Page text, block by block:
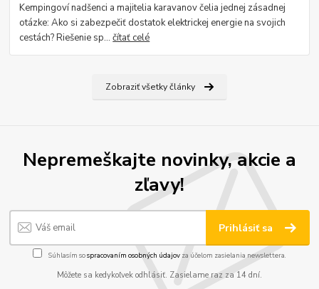
Kempingoví nadšenci a majitelia karavanov čelia jednej zásadnej
otázke: Ako si zabezpečiť dostatok elektrickej energie na svojich
cestách? Riešenie sp...čítať celé
Zobraziť všetky články
Nepremeškajte novinky, akcie a
zľavy!
Prihlásiť sa
Súhlasím sospracovaním osobných údajov za účelom zasielania newslettera.
Môžete sa kedykoľvek odhlásiť. Zasielame raz za 14 dní.